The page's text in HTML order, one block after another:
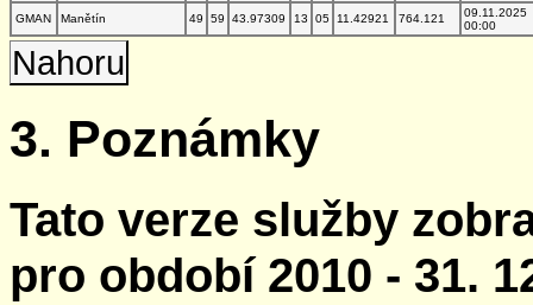
GMAN
Manětín 49 59 43.97309 13 05 11.42921 764.121
09.11.2025
00:00
Nahoru
3. Poznámky
Tato verze služby
pro období 2010 - 31.